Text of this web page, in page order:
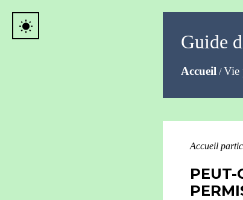
Guide
Accueil /Vie
wb_sunny
Accueil
PEUT-